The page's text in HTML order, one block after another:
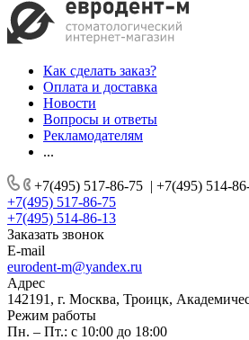
Как сделать заказ?
Оплата и доставка
Новости
Вопросы и ответы
Рекламодателям
...
+7(495) 517-86-75 | +7(495) 514-
+7(495) 517-86-75
+7(495) 514-86-13
Заказать звонок
E-mail
eurodent-m@yandex.ru
Адрес
142191, г. Москва, Троицк,
Режим работы
Пн. – Пт.: с 10:00 до 18:00